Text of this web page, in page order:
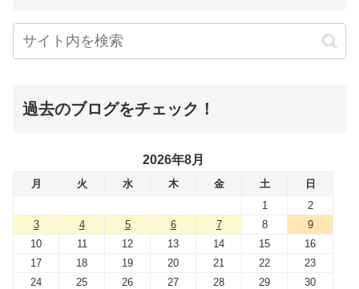
過去のブログをチェック！
2026年8月
月 火 水 木 金 土
日
1
2
3
4 5 6 7 8
9
10
11 12 13 14 15
16
17
18 19 20 21 22
23
24
25 26 27 28 29
30